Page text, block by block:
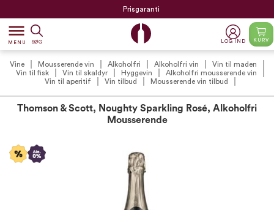
Prisgaranti
dehaze
MENU SØG LOG IND KURV
Vine Mousserende vin Alkoholfri Alkoholfri vin
Vin til maden
Vin til fisk
Vin til skaldyr Hyggevin
Alkoholfri mousserende vin
Vin til aperitif
Vin tilbud Mousserende vin tilbud
Thomson & Scott, Noughty Sparkling Rosé, Alkoholfri
Mousserende